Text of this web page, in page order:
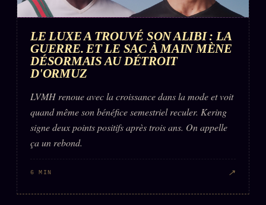
LE LUXE A TROUVÉ SON ALIBI : LA
GUERRE. ET LE SAC À MAIN MÈNE
DÉSORMAIS AU DÉTROIT
D'ORMUZ
LVMH renoue avec la croissance dans la mode et voit
quand même son bénéfice semestriel reculer. Kering
signe deux points positifs après trois ans. On appelle
ça un rebond.
6 MIN ↗